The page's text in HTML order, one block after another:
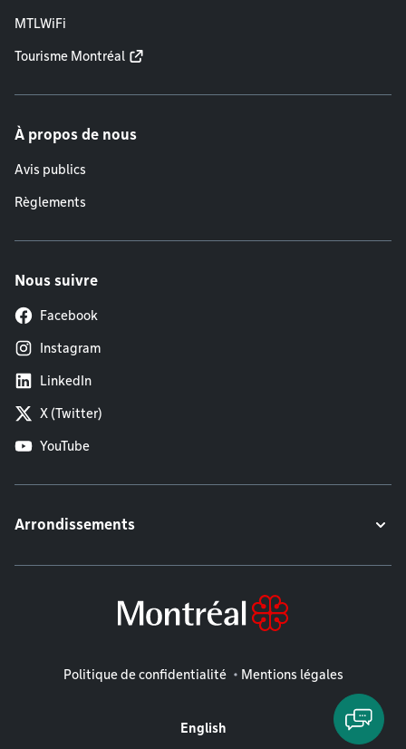
MTLWiFi
Tourisme Montréal
À propos de nous
Avis publics
Règlements
Nous suivre
Facebook
Instagram
LinkedIn
X (Twitter)
YouTube
Arrondissements
Mentions légales
Politique de confidentialité Mentions légales
English